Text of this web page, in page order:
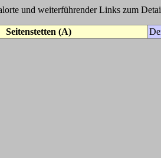
und weiterführender Links zum
Seitenstetten (A)